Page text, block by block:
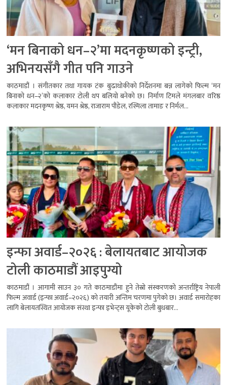
‘मन बिनाको धन–२’मा मदनकृष्णको इन्ट्री,
अभिनयसँगै गीत पनि गाउने
काठमाडौं । संगीतकार तथा गायक टंक बुढाथोकीको निर्देशनमा बन्न लागेको फिल्म ‘मन
बिनाको धन–२’को कलाकार टोली थप बलियो बनेको छ। निर्माण टिमले मंगलबार वरिष्ठ
कलाकार मदनकृष्ण श्रेष्ठ, यमन श्रेष्ठ, राजाराम पौडेल, रश्मिला तामाङ र निर्मल...
इन्फा अवार्ड–२०२६ : बेलायतबाट आयोजक
टोली काठमाडौं आइपुग्यो
काठमाडौं । आगामी साउन ३० गते काठमाडौंमा हुने तेस्रो संस्करणको अन्तर्राष्ट्रिय नेपाली
फिल्म अवार्ड (इन्फा अवार्ड–२०२६) को तयारी अन्तिम चरणमा पुगेको छ। अवार्ड समारोहका
लागि बेलायतस्थित आयोजक संस्था इन्फा इभेन्ट्स यूकेको टोली बुधबार...